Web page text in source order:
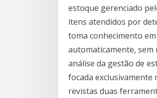
estoque gerenciado
itens atendidos por
toma conhecimento
automaticamente, sem
análise da gestão de
focada exclusivamente
revistas duas